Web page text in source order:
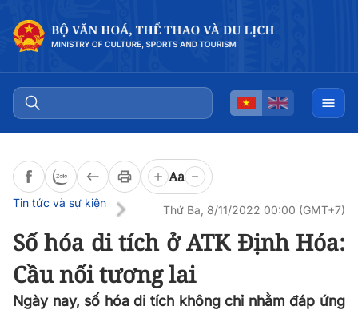
Aa
Tin tức và sự kiện
Thứ Ba, 8/11/2022 00:00 (GMT+7)
Số hóa di tích ở ATK Định Hóa:
Cầu nối tương lai
Ngày nay, số hóa di tích không chỉ nhằm đáp ứng
Đọc bài